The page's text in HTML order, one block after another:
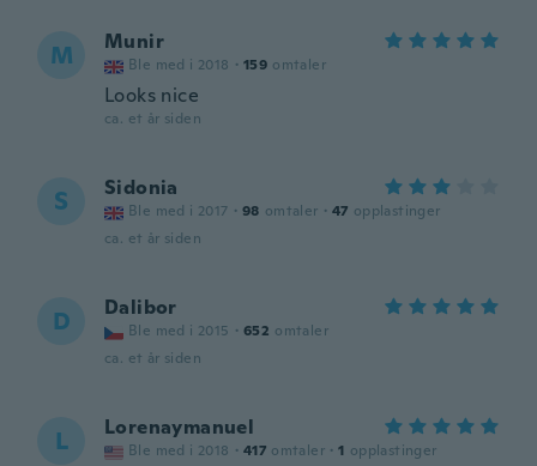
M Munir
Ble med i 2018 · 159 omtaler
Looks nice
ca. et år siden
S Sidonia
Ble med i 2017 · 98 omtaler · 47 opplastinger
ca. et år siden
D Dalibor
Ble med i 2015 · 652 omtaler
ca. et år siden
L Lorenaymanuel
Ble med i 2018 · 417 omtaler · 1 opplastinger